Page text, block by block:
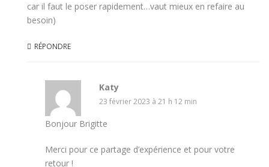
car il faut le poser rapidement…vaut mieux en refaire au
besoin)
RÉPONDRE
Katy
23 février 2023 à 21 h 12 min
Bonjour Brigitte
Merci pour ce partage d’expérience et pour votre
retour !